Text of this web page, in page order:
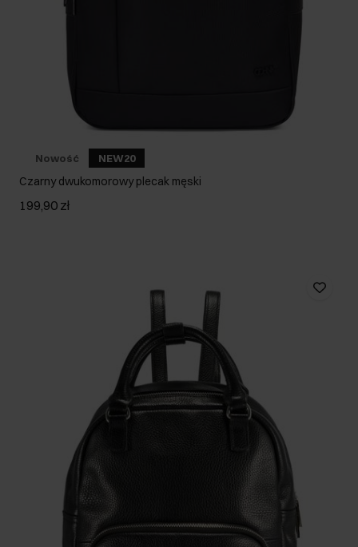
Nowość NEW20
Czarny dwukomorowy plecak męski
199,90 zł